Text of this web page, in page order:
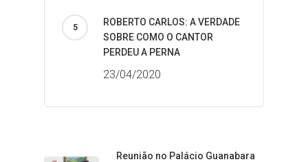
ROBERTO CARLOS: A VERDADE
SOBRE COMO O CANTOR
PERDEU A PERNA
23/04/2020
Reunião no Palácio Guanabara